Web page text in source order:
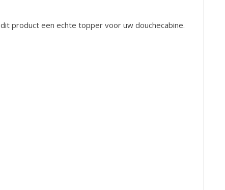
product een echte topper voor uw douchecabine.